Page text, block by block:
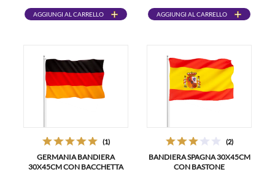
AGGIUNGI AL CARRELLO AGGIUNGI AL CARRELLO
(1)
GERMANIA BANDIERA
30X45CM CON BACCHETTA
(2)
BANDIERA SPAGNA 30X45CM
CON BASTONE